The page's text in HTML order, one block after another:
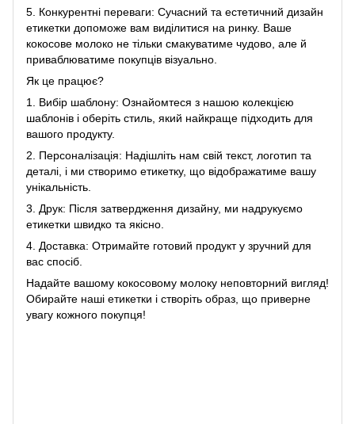
5. Конкурентні переваги: Сучасний та естетичний дизайн
етикетки допоможе вам виділитися на ринку. Ваше
кокосове молоко не тільки смакуватиме чудово, але й
приваблюватиме покупців візуально.
Як це працює?
1. Вибір шаблону: Ознайомтеся з нашою колекцією
шаблонів і оберіть стиль, який найкраще підходить для
вашого продукту.
2. Персоналізація: Надішліть нам свій текст, логотип та
деталі, і ми створимо етикетку, що відображатиме вашу
унікальність.
3. Друк: Після затвердження дизайну, ми надрукуємо
етикетки швидко та якісно.
4. Доставка: Отримайте готовий продукт у зручний для
вас спосіб.
Надайте вашому кокосовому молоку неповторний вигляд!
Обирайте наші етикетки і створіть образ, що приверне
увагу кожного покупця!